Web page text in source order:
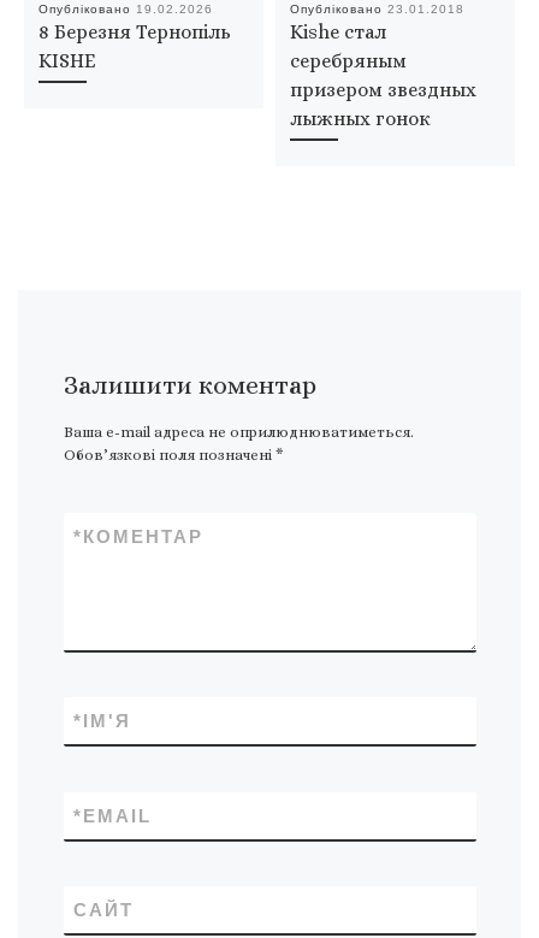
Опубліковано 19.02.2026
8 Березня Тернопіль
KISHE
Опубліковано 23.01.2018
Kishe стал
серебряным
призером звездных
лыжных гонок
Залишити коментар
Ваша e-mail адреса не оприлюднюватиметься.
Обов’язкові поля позначені *
КОМЕНТАР
*
ІМ'Я
*
EMAIL
*
САЙТ